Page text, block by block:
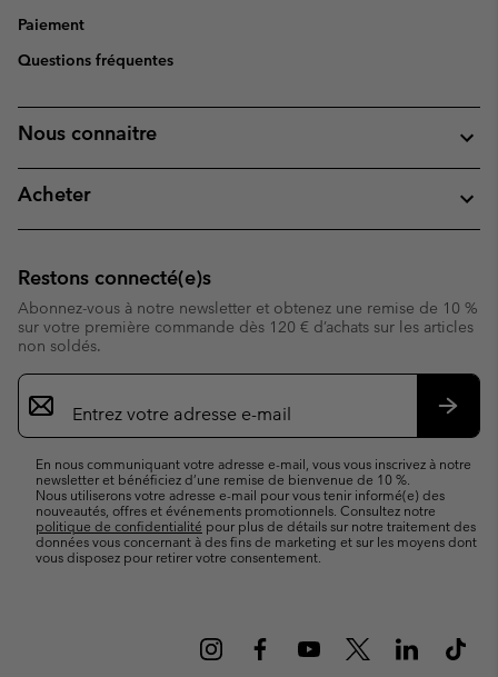
Paiement
Questions fréquentes
Nous connaitre
Acheter
Restons connecté(e)s
Abonnez-vous à notre newsletter et obtenez une remise de 10 %
sur votre première commande dès 120 € d’achats sur les articles
non soldés.
Inscription
par
e-
En nous communiquant votre adresse e-mail, vous vous inscrivez à notre
newsletter et bénéficiez d’une remise de bienvenue de 10 %.
Nous utiliserons votre adresse e-mail pour vous tenir informé(e) des
nouveautés, offres et événements promotionnels. Consultez notre
politique de confidentialité pour plus de détails sur notre traitement des
données vous concernant à des fins de marketing et sur les moyens dont
vous disposez pour retirer votre consentement.